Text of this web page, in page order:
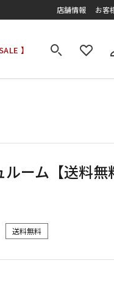
店舗情報 お客
】
ーム【送料無
送料無料